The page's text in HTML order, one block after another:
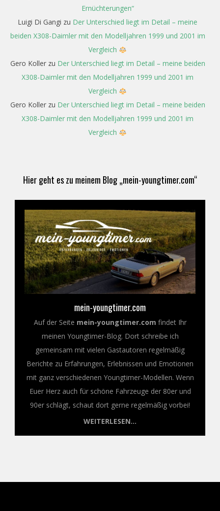
Ernüchterungen“
Luigi Di Gangi zu Der Unterschied liegt im Detail – meine
beiden X308-Daimler mit den Modelljahren 1999 und 2001 im
Vergleich
Gero Kollerzu Der Unterschied liegt im Detail – meine beiden
X308-Daimler mit den Modelljahren 1999 und 2001 im
Vergleich
Gero Kollerzu Der Unterschied liegt im Detail – meine beiden
X308-Daimler mit den Modelljahren 1999 und 2001 im
Vergleich
Hier geht es zu meinem Blog „mein-youngtimer.com“
mein-youngtimer.com
Auf der Seite mein-youngtimer.com findet Ihr
meinen Youngtimer-Blog. Dort schreibe ich
gemeinsam mit vielen Gastautoren regelmäßig
Berichte zu Erfahrungen, Erlebnissen und Emotionen
mit ganz verschiedenen Youngtimer-Modellen. Wenn
Euer Herz auch für schöne Fahrzeuge der 80er und
90er schlägt, schaut dort gerne regelmäßig vorbei!
WEITERLESEN...